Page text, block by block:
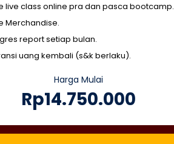
live class online pra dan pasca bootcamp.
Merchandise.
report setiap bulan.
uang kembali (s&k berlaku).
Harga Mulai
Rp14.750.000